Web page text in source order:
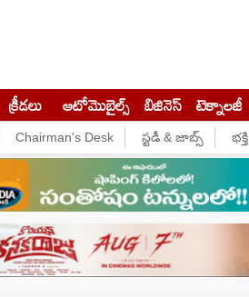
క్రీడలు ఆటోమొబైల్స్ బిజినెస్‌ టెక్నాలజీ
Chairman's Desk స్టడీ & జాబ్స్ భక్తి